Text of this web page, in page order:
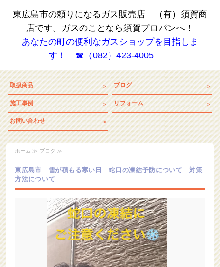
東広島市の頼りになるガス販売店 （有）須賀商
店です。ガスのことなら須賀プロパンへ！
あなたの町の便利なガスショップを目指しま
す！ ☎（082）423-4005
取扱商品 ブログ
施工事例 リフォーム
お問い合わせ
ホーム ≫ ブログ ≫
東広島市 雪が積もる寒い日 蛇口の凍結予防について 対策
方法について